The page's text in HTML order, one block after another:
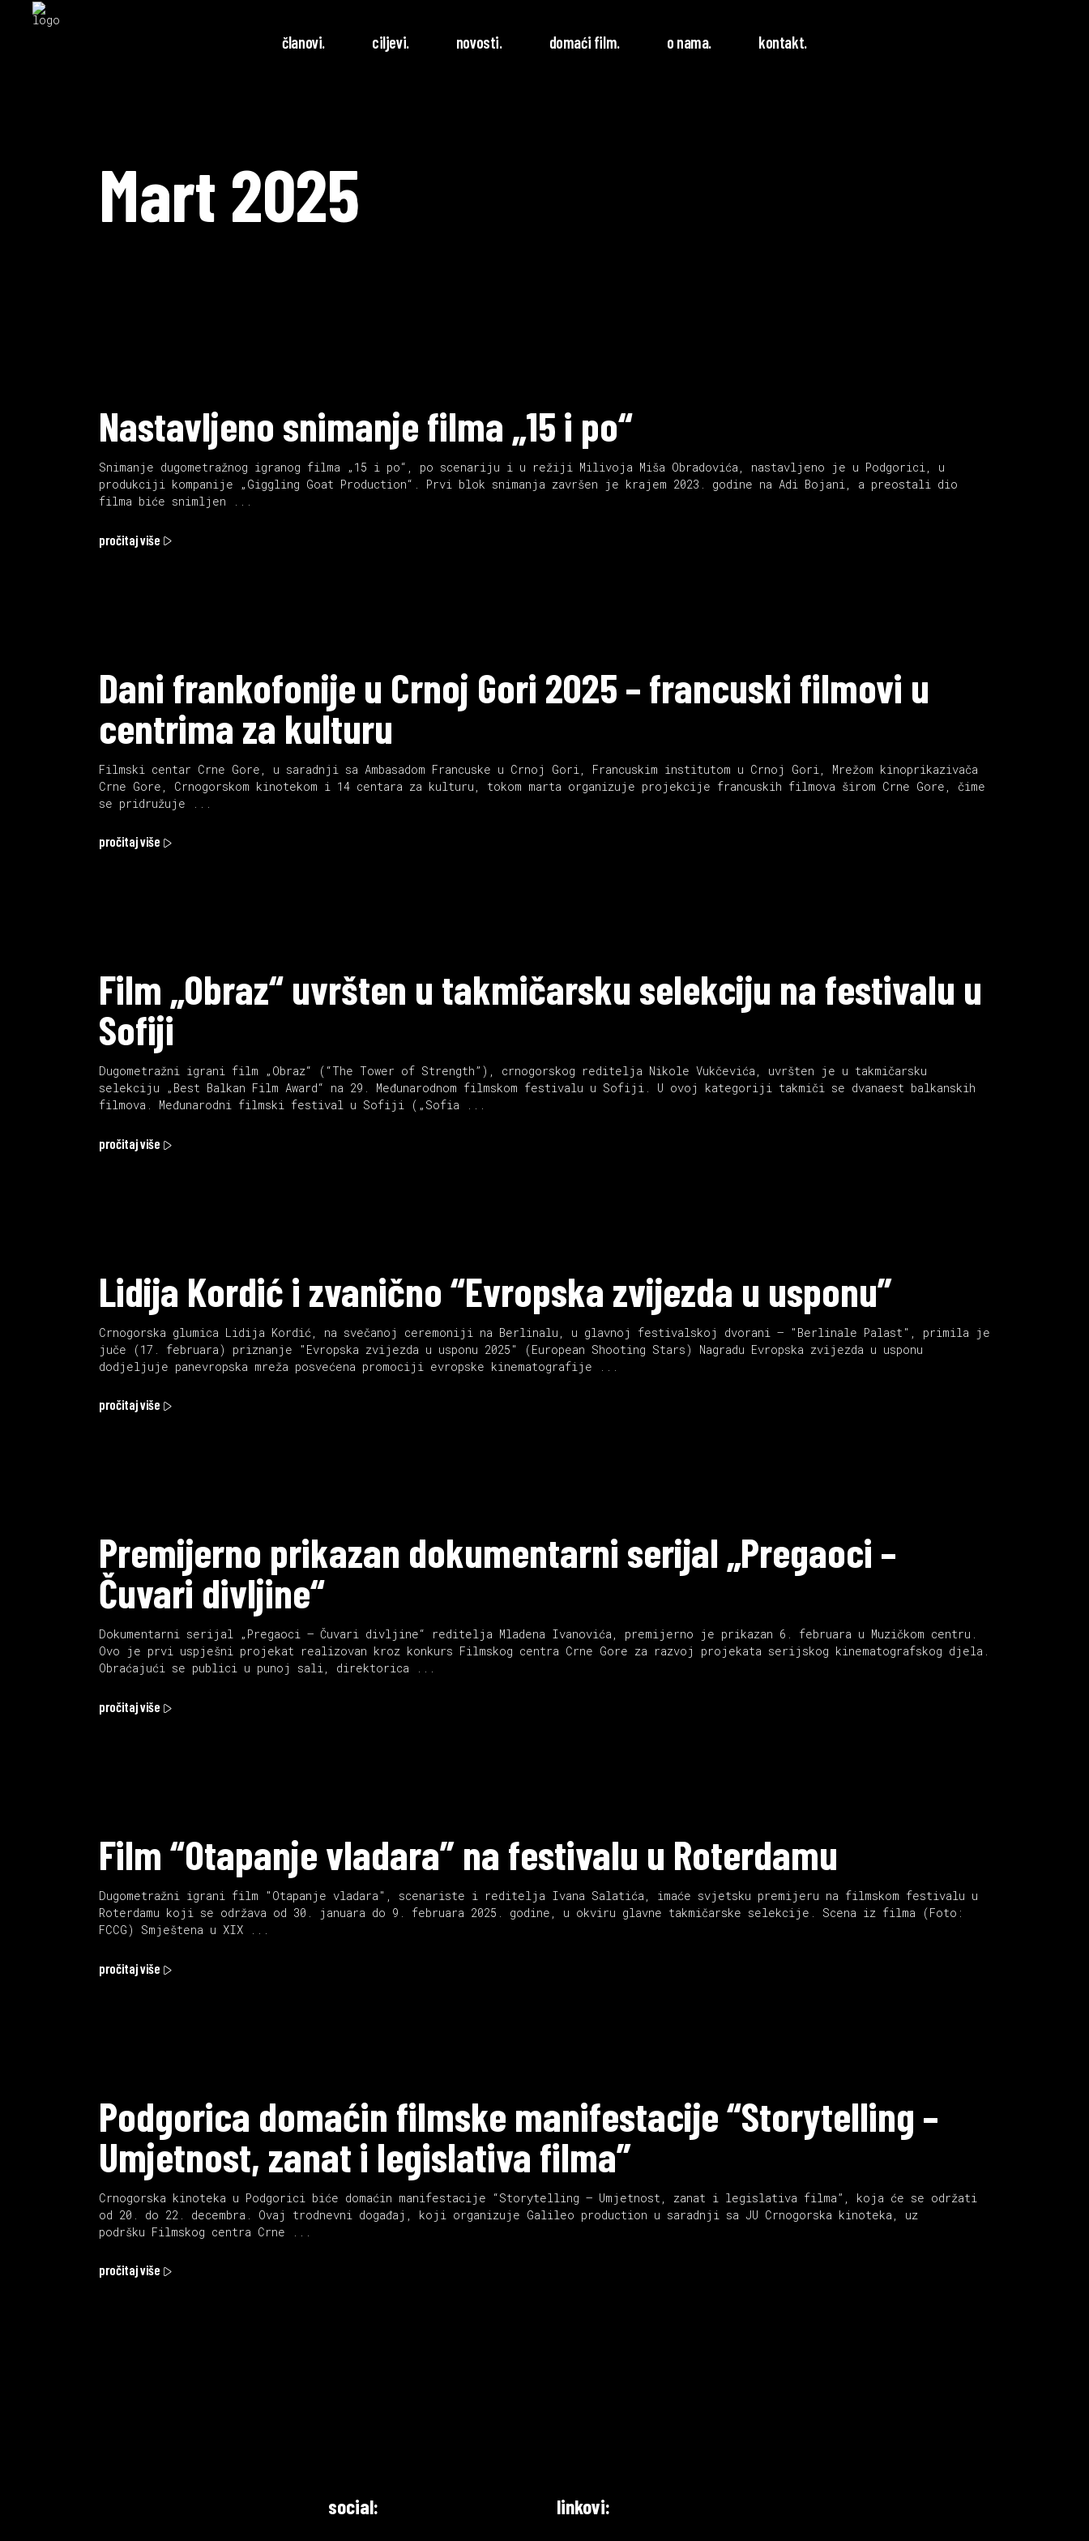
članovi. ciljevi. novosti. domaći film. o nama. kontakt.
Mart 2025
Nastavljeno snimanje filma „15 i po“
Snimanje dugometražnog igranog filma „15 i po“, po scenariju i u režiji Milivoja Miša Obradovića, nastavljeno je u Podgorici, u
produkciji kompanije „Giggling Goat Production“. Prvi blok snimanja završen je krajem 2023. godine na Adi Bojani, a preostali dio
filma biće snimljen
pročitaj više
Dani frankofonije u Crnoj Gori 2025 – francuski filmovi u
centrima za kulturu
Filmski centar Crne Gore, u saradnji sa Ambasadom Francuske u Crnoj Gori, Francuskim institutom u Crnoj Gori, Mrežom kinoprikazivača
Crne Gore, Crnogorskom kinotekom i 14 centara za kulturu, tokom marta organizuje projekcije francuskih filmova širom Crne Gore, čime
se pridružuje
pročitaj više
Film „Obraz“ uvršten u takmičarsku selekciju na festivalu u
Sofiji
Dugometražni igrani film „Obraz“ (“The Tower of Strength”), crnogorskog reditelja Nikole Vukčevića, uvršten je u takmičarsku
selekciju „Best Balkan Film Award“ na 29. Međunarodnom filmskom festivalu u Sofiji. U ovoj kategoriji takmiči se dvanaest balkanskih
filmova. Međunarodni filmski festival u Sofiji („Sofia
pročitaj više
Lidija Kordić i zvanično “Evropska zvijezda u usponu”
Crnogorska glumica Lidija Kordić, na svečanoj ceremoniji na Berlinalu, u glavnoj festivalskoj dvorani – "Berlinale Palast", primila je
juče (17. februara) priznanje "Evropska zvijezda u usponu 2025" (European Shooting Stars) Nagradu Evropska zvijezda u usponu
dodjeljuje panevropska mreža posvećena promociji evropske kinematografije
pročitaj više
Premijerno prikazan dokumentarni serijal „Pregaoci –
Čuvari divljine“
Dokumentarni serijal „Pregaoci – Čuvari divljine“ reditelja Mladena Ivanovića, premijerno je prikazan 6. februara u Muzičkom centru.
Ovo je prvi uspješni projekat realizovan kroz konkurs Filmskog centra Crne Gore za razvoj projekata serijskog kinematografskog djela.
Obraćajući se publici u punoj sali, direktorica
pročitaj više
Film “Otapanje vladara” na festivalu u Roterdamu
Dugometražni igrani film "Otapanje vladara", scenariste i reditelja Ivana Salatića, imaće svjetsku premijeru na filmskom festivalu u
Roterdamu koji se održava od 30. januara do 9. februara 2025. godine, u okviru glavne takmičarske selekcije. Scena iz filma (Foto:
FCCG) Smještena u XIX
pročitaj više
Podgorica domaćin filmske manifestacije “Storytelling –
Umjetnost, zanat i legislativa filma”
Crnogorska kinoteka u Podgorici biće domaćin manifestacije “Storytelling – Umjetnost, zanat i legislativa filma”, koja će se održati
od 20. do 22. decembra. Ovaj trodnevni događaj, koji organizuje Galileo production u saradnji sa JU Crnogorska kinoteka, uz
podršku Filmskog centra Crne
pročitaj više
social: linkovi: